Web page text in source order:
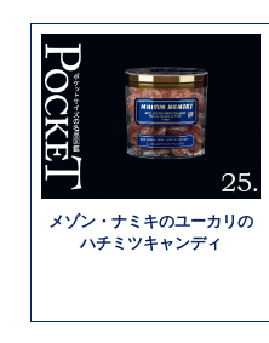
メゾン・ナミキのユーカリの
ハチミツキャンディ